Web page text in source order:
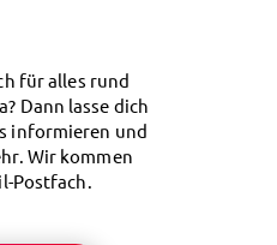
für alles rund
Dann lasse dich
informieren und
Wir kommen
Postfach.